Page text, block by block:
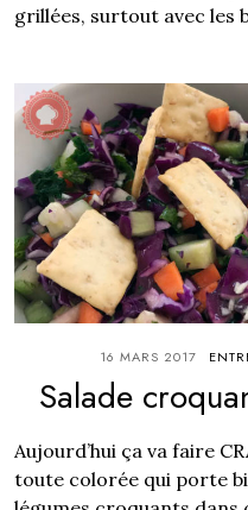
grillées, surtout avec les
16 MARS 2017
Salade
Aujourd’hui ça va faire
toute colorée qui porte